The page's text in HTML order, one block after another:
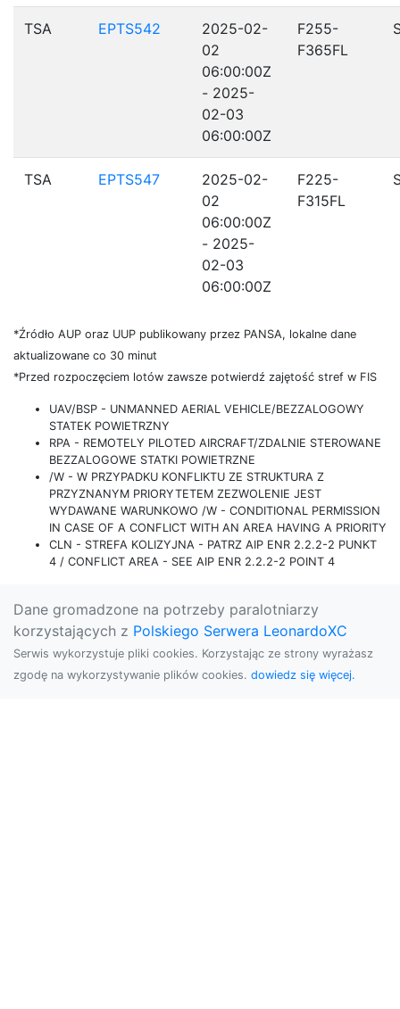
TSA EPTS542
2025-02-
02
06:00:00Z
- 2025-
02-03
06:00:00Z
F255-
F365FL
TSA EPTS547
2025-02-
02
06:00:00Z
- 2025-
02-03
06:00:00Z
F225-
F315FL
*Źródło AUP oraz UUP publikowany przez PANSA, lokalne dane
aktualizowane co 30 minut
*Przed rozpoczęciem lotów zawsze potwierdź zajętość stref w FIS
UAV/BSP - UNMANNED AERIAL VEHICLE/BEZZALOGOWY
STATEK POWIETRZNY
RPA - REMOTELY PILOTED AIRCRAFT/ZDALNIE STEROWANE
BEZZALOGOWE STATKI POWIETRZNE
/W - W PRZYPADKU KONFLIKTU ZE STRUKTURA Z
PRZYZNANYM PRIORYTETEM ZEZWOLENIE JEST
WYDAWANE WARUNKOWO /W - CONDITIONAL PERMISSION
IN CASE OF A CONFLICT WITH AN AREA HAVING A PRIORITY
CLN - STREFA KOLIZYJNA - PATRZ AIP ENR 2.2.2-2 PUNKT
4 / CONFLICT AREA - SEE AIP ENR 2.2.2-2 POINT 4
Dane gromadzone na potrzeby paralotniarzy
korzystających z Polskiego Serwera LeonardoXC
Serwis wykorzystuje pliki cookies. Korzystając ze strony wyrażasz
zgodę na wykorzystywanie plików cookies. dowiedz się więcej.